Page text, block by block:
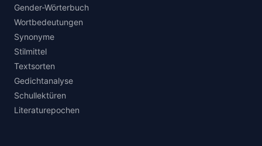
Gender-Wörterbuch
Wortbedeutungen
Synonyme
Stilmittel
Textsorten
Gedichtanalyse
Schullektüren
Literaturepochen